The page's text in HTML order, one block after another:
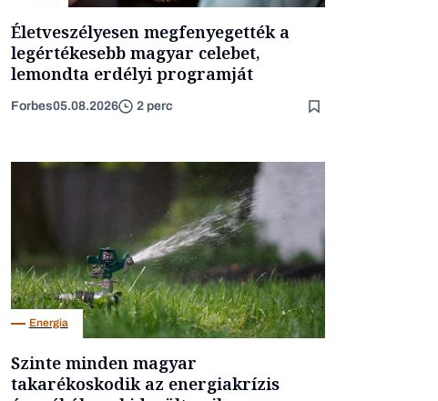
Életveszélyesen megfenyegették a
legértékesebb magyar celebet,
lemondta erdélyi programját
Forbes05.08.2026 2 perc
Energia
Szinte minden magyar
takarékoskodik az energiakrízis